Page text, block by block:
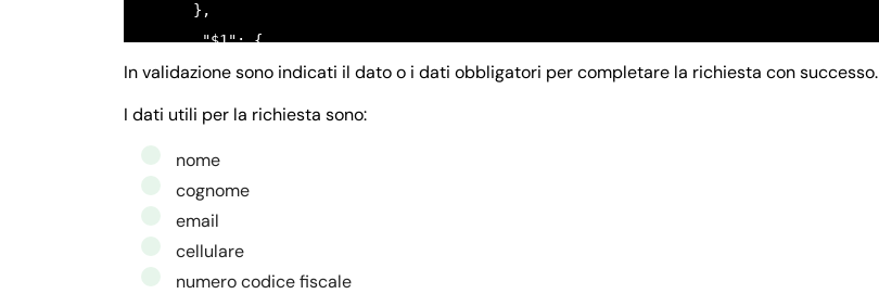
      },
       "$1": {
         "nome":
"COGNOME",
         "ordine":
         "istruzioni":
       },
       "$2": {
         "nome":
"Email",
In validazione sono indicati il dato o i dati obbligatori per completare la richiesta con successo.
I dati utili per la richiesta sono:
nome
cognome
email
cellulare
numero codice fiscale